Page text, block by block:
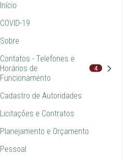
Início
COVID-19
Sobre
Contatos - Telefones e
Horários de
Funcionamento
4
Cadastro de Autoridades
Licitações e Contratos
Planejamento e Orçamento
Pessoal